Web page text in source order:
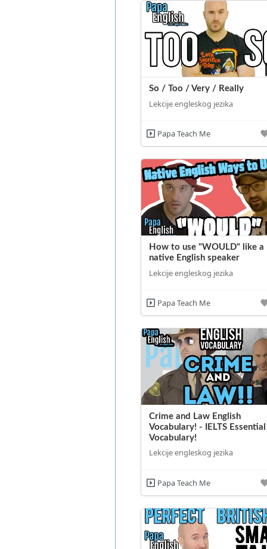
So / Too / Very / Really
Lekcije engleskog jezika
Papa Teach Me
How to use "WOULD" like a
native English speaker
Lekcije engleskog jezika
Papa Teach Me
Crime and Law English
Vocabulary! - IELTS Essential
Vocabulary!
Lekcije engleskog jezika
Papa Teach Me